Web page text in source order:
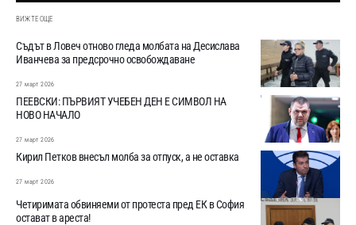
ВИЖТЕ ОЩЕ
Съдът в Ловеч отново гледа молбата на Десислава
Иванчева за предсрочно освобождаване
27 март 2026
ПЕЕВСКИ: ПЪРВИЯТ УЧЕБЕН ДЕН Е СИМВОЛ НА
НОВО НАЧАЛО
27 март 2026
Кирил Петков внесъл молба за отпуск, а не оставка
27 март 2026
Четиримата обвиняеми от протеста пред ЕК в София
остават в ареста!